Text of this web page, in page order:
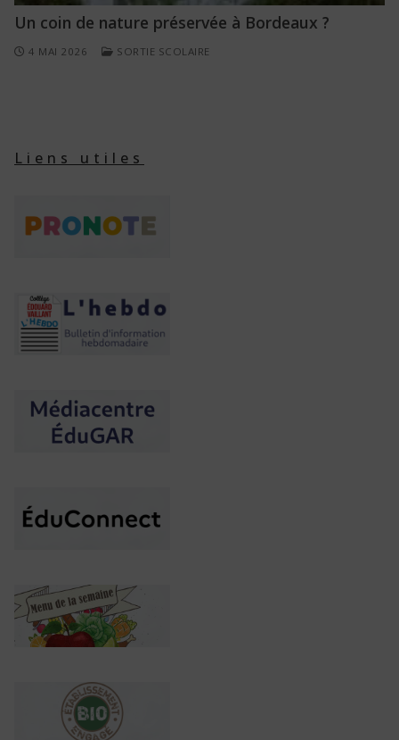
Un coin de nature préservée à Bordeaux ?
4 MAI 2026 SORTIE SCOLAIRE
Liens utiles